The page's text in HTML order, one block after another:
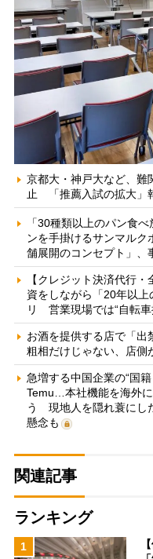
京都大・神戸大など、難
止 「推薦入試の拡大」
「30種類以上のパン食
ンを手掛けるサンマル
舗展開のコンセプト」、
【クレジット決済代行
資をしながら「20年以
リ 営業現場では“自転車
お酒を提供する店で「
粗相だけじゃない、店側
急増する中国企業の“国
Temu…本社機能を海外
う 現地人を隠れ蓑にし
懸念も
関連記事
ランキング
1